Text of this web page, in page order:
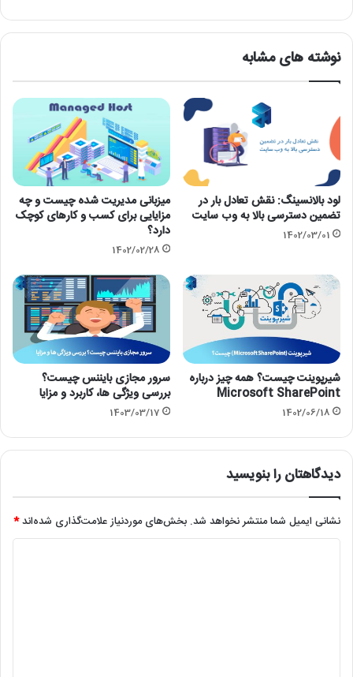
نوشته های مشابه
لود بالانسینگ: نقش تعادل بار در
تضمین دسترسی بالا به وب سایت
1402/03/01
میزبانی مدیریت شده چیست و چه
مزایایی برای کسب و کارهای کوچک
دارد؟
1402/02/28
شیرپوینت چیست؟ همه چیز درباره
Microsoft SharePoint
1402/06/18
سرور مجازی بایننس چیست؟
بررسی ویژگی ها، کاربرد و مزایا
1403/03/17
دیدگاهتان را بنویسید
نشانی ایمیل شما منتشر نخواهد شد. بخش‌های موردنیاز علامت‌گذاری شده‌اند*